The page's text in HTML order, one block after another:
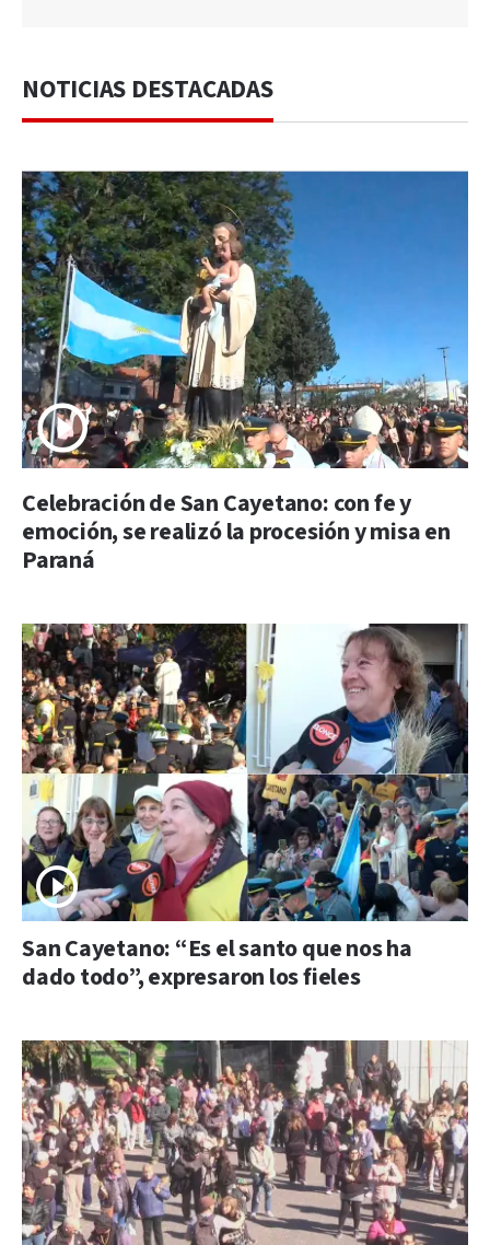
NOTICIAS DESTACADAS
Celebración de San Cayetano: con fe y
emoción, se realizó la procesión y misa en
Paraná
San Cayetano: “Es el santo que nos ha
dado todo”, expresaron los fieles